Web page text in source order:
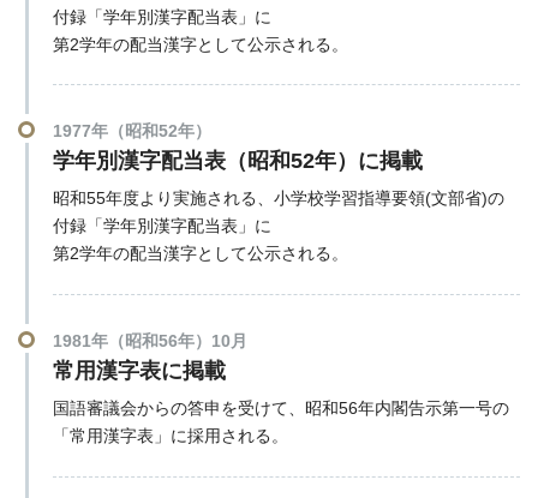
付録「学年別漢字配当表」に
第2学年の配当漢字として公示される。
1977年（昭和52年）
学年別漢字配当表（昭和52年）に掲載
昭和55年度より実施される、小学校学習指導要領(文部省)の
付録「学年別漢字配当表」に
第2学年の配当漢字として公示される。
1981年（昭和56年）10月
常用漢字表に掲載
国語審議会からの答申を受けて、昭和56年内閣告示第一号の
「常用漢字表」に採用される。